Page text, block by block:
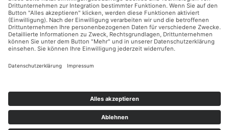
Sicher Einkaufen
Ladengeschäft
Newsletter
Facebook Instagram